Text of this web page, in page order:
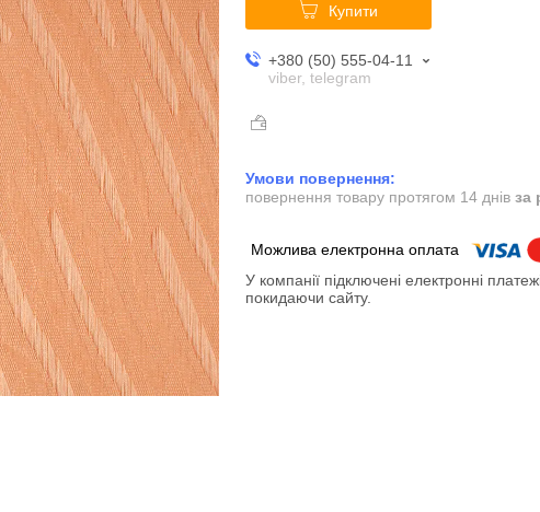
Купити
+380 (50) 555-04-11
viber, telegram
повернення товару протягом 14 днів за
У компанії підключені електронні
покидаючи сайту.